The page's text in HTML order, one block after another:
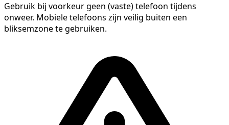
Gebruik bij voorkeur geen (vaste) telefoon tijdens
onweer. Mobiele telefoons zijn veilig buiten een
bliksemzone te gebruiken.